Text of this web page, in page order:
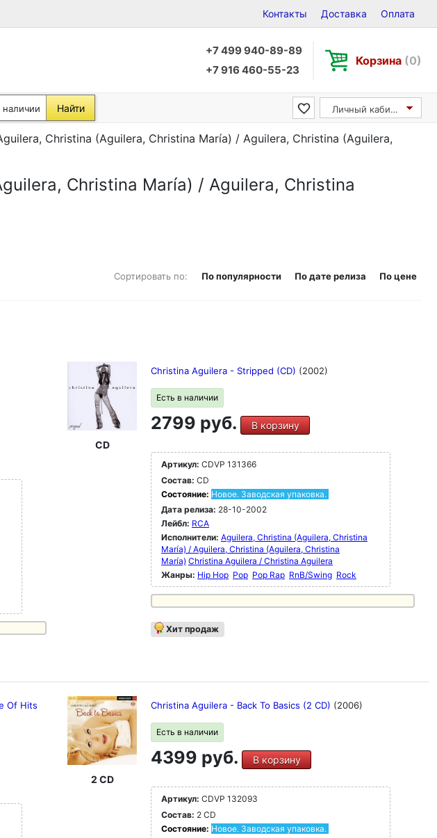
Контакты Доставка Оплата
+7 499 940-89-89
+7 916 460-55-23
Корзина (0)
наличии Найти Личный кабинет
Christina (Aguilera, Christina María) / Aguilera, Christina (Aguilera,
Christina María) / Aguilera, Christina
Сортировать по: По популярности По дате релиза По цене
CD
Christina Aguilera - Stripped (CD) (2002)
Есть в наличии
2799 руб. В корзину
Артикул: CDVP 131366
Состав: CD
Состояние: Новое. Заводская упаковка.
Дата релиза: 28-10-2002
Лейбл: RCA
Исполнители: Aguilera, Christina (Aguilera, Christina
María) / Aguilera, Christina (Aguilera, Christina
María) Christina Aguilera / Christina Aguilera
Жанры: Hip Hop Pop Pop Rap RnB/Swing Rock
Хит продаж
Of Hits
2 CD
Christina Aguilera - Back To Basics (2 CD) (2006)
Есть в наличии
4399 руб. В корзину
Артикул: CDVP 132093
Состав: 2 CD
Состояние: Новое. Заводская упаковка.